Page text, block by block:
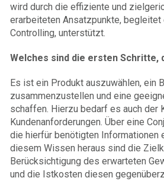
wird durch die effiziente und
erarbeiteten Ansatzpunkte, begleitet
Controlling, unterstützt.
Welches sind die ersten Schritte,
Es ist ein Produkt auszuwählen, ein
zusammenzustellen und eine
schaffen. Hierzu bedarf es auch der
Kundenanforderungen. Über eine
die hierfür benötigten Informationen
diesem Wissen heraus sind die
Berücksichtigung des erwarteten
und die Istkosten diesen